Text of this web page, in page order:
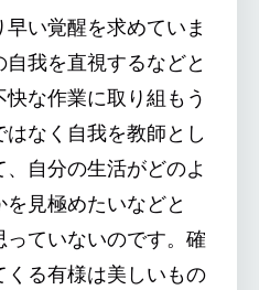
い覚醒を求めていま
我を直視するなどと
な作業に取り組もう
なく自我を教師とし
自分の生活がどのよ
見極めたいなどと
ていないのです。確
る有様は美しいもの